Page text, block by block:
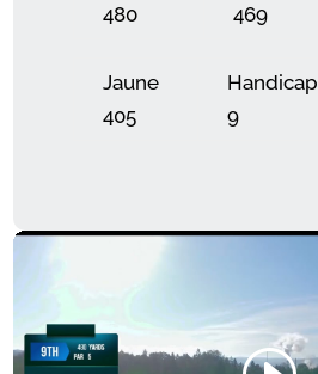
480
469
Jaune
405
Handicap
9